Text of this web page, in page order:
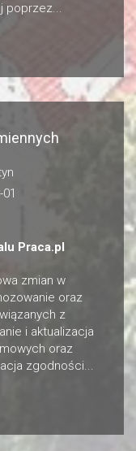
poprzez...
Praca.pl
zmian w
oraz
z
i aktualizacja
oraz
zgodności...